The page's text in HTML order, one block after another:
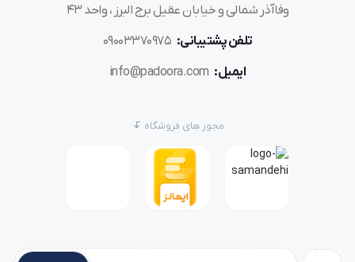
وفاآذر شمالی و خیابان عقیل برج البرز ، واحد 43
تلفن پشتیبانی: 09003370975
ایمیل: info@padoora.com
مجوز های فروشگاه